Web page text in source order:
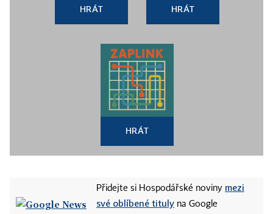
HRÁT HRÁT
HRÁT
Přidejte si Hospodářské noviny mezi
své oblíbené tituly na Google